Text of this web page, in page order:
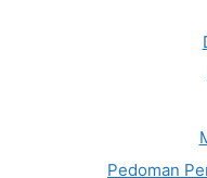
Pedoman